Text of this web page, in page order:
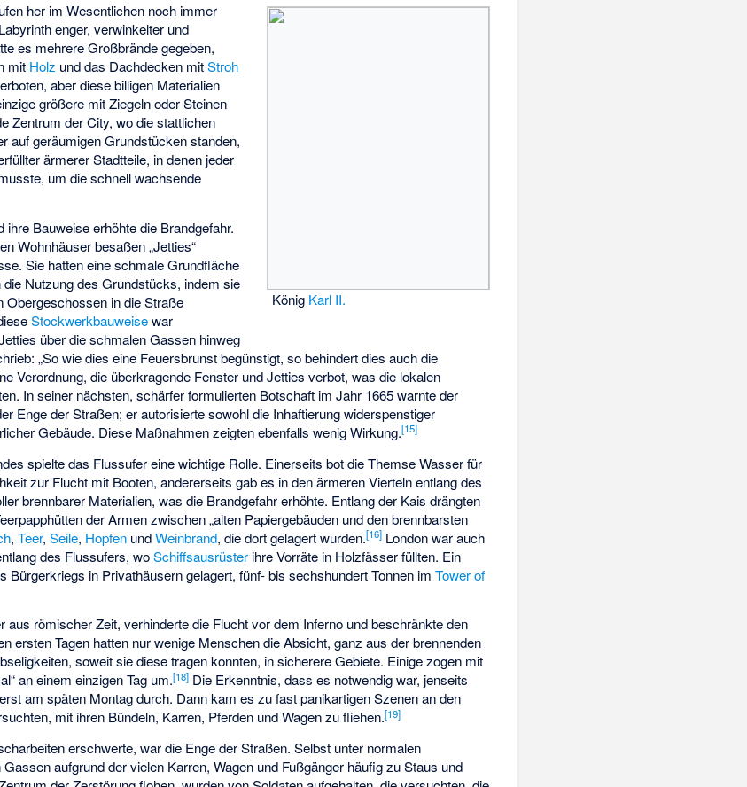
König Karl II.
her im Wesentlichen noch immer
enger, verwinkelter und
es mehrere Großbrände gegeben,
mit Holz und das Dachdecken mitStroh
aber diese billigen Materialien
größere mit Ziegeln oder Steinen
Zentrum der City, wo die stattlichen
auf geräumigen Grundstücken standen,
ärmerer Stadtteile, in denen jeder
um die schnell wachsende
Bauweise erhöhte die Brandgefahr.
Wohnhäuser besaßen „Jetties“
Sie hatten eine schmale Grundfläche
Nutzung des Grundstücks, indem sie
Obergeschossen in die Straße
Stockwerkbauweisewar
über die schmalen Gassen hinweg
„So wie dies eine Feuersbrunst begünstigt, so behindert dies auch die
Verordnung, die überkragende Fenster und Jetties verbot, was die lokalen
In seiner nächsten, schärfer formulierten Botschaft im Jahr 1665 warnte der
Enge der Straßen; er autorisierte sowohl die Inhaftierung widerspenstiger
Gebäude. Diese Maßnahmen zeigten ebenfalls wenig Wirkung.[15]
spielte das Flussufer eine wichtige Rolle. Einerseits bot die Themse Wasser für
zur Flucht mit Booten, andererseits gab es in den ärmeren Vierteln entlang des
brennbarer Materialien, was die Brandgefahr erhöhte. Entlang der Kais drängten
der Armen zwischen „alten Papiergebäuden und den brennbarsten
,Teer,Seile, Hopfen undWeinbrand, die dort gelagert wurden.[16] London war auch
des Flussufers, woSchiffsausrüster ihre Vorräte in Holzfässer füllten. Ein
Bürgerkriegs in Privathäusern gelagert, fünf- bis sechshundert Tonnen imTower of
aus römischer Zeit, verhinderte die Flucht vor dem Inferno und beschränkte den
ersten Tagen hatten nur wenige Menschen die Absicht, ganz aus der brennenden
soweit sie diese tragen konnten, in sicherere Gebiete. Einige zogen mit
an einem einzigen Tag um.[18] Die Erkenntnis, dass es notwendig war, jenseits
am späten Montag durch. Dann kam es zu fast panikartigen Szenen an den
mit ihren Bündeln, Karren, Pferden und Wagen zu fliehen.[19]
erschwerte, war die Enge der Straßen. Selbst unter normalen
aufgrund der vielen Karren, Wagen und Fußgänger häufig zu Staus und